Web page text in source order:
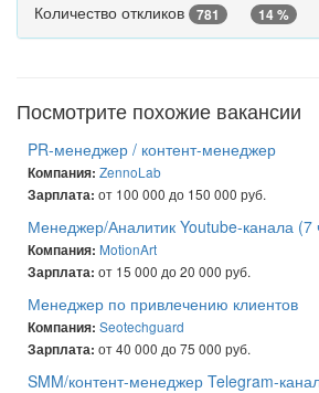
Количество откликов 781 14 %
Посмотрите похожие вакансии
PR-менеджер / контент-менеджер
Компания: ZennoLab
Зарплата: от 100 000 до 150 000 руб.
Менеджер/Аналитик Youtube-канала (7
Компания: MotionArt
Зарплата: от 15 000 до 20 000 руб.
Менеджер по привлечению клиентов
Компания: Seotechguard
Зарплата: от 40 000 до 75 000 руб.
SMM/контент-менеджер Telegram-